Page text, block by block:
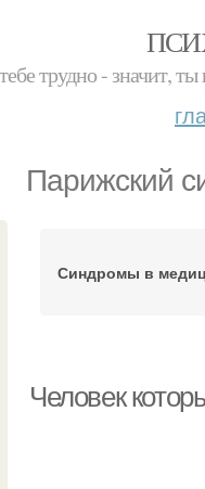
трудно - значит,
Парижский
Синдромы в
Человек